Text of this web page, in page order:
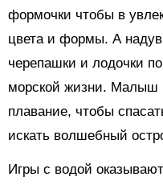
формочки чтобы в
цвета и формы. А
черепашки и лодочки
морской жизни. Малыш
плавание, чтобы
искать волшебный
Игры с водой